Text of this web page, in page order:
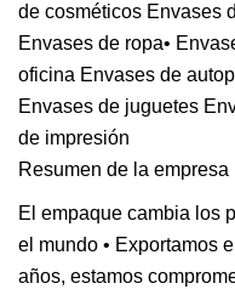
de cosméticos Envases
Envases de ropa•
oficina Envases de
Envases de juguetes
de impresión
Resumen de la empresa
El empaque cambia los
el mundo • Exportamos
años, estamos